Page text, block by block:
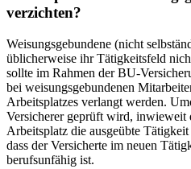
ver­zichten?
Weisungsgebundene (nicht
üblicherweise ihr Tätigkeitsfeld
sollte im Rahmen der BU-
bei weisungsgebundenen
Arbeitsplatzes verlangt werden.
Versicherer geprüft wird, inwie­weit
Arbeitsplatz die ausgeübte
dass der Versicher­te im neuen
berufsunfähig ist.